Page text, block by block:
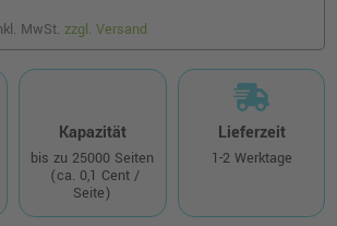
MwSt.zzgl. Versand
Kapazität
bis zu 25000 Seiten
(ca. 0,1 Cent /
Seite)
Lieferzeit
1-2 Werktage